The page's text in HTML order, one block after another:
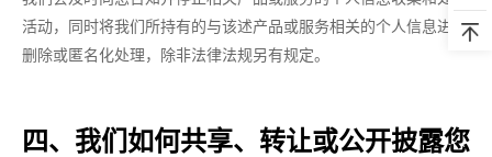
活动，同时将我们所持有的与该述产品或服务相关的个人信息进行
删除或匿名化处理，除非法律法规另有规定。
四、我们如何共享、转让或公开披露您